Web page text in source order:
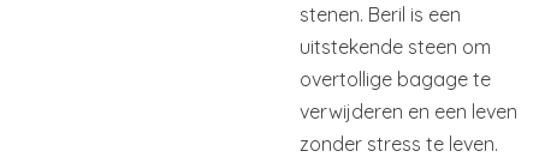
stenen. Beril is een
uitstekende steen om
overtollige bagage te
verwijderen en een leven
zonder stress te leven.